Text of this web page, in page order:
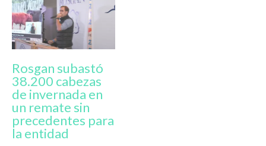
Rosgan subastó
38.200 cabezas
de invernada en
un remate sin
precedentes para
la entidad